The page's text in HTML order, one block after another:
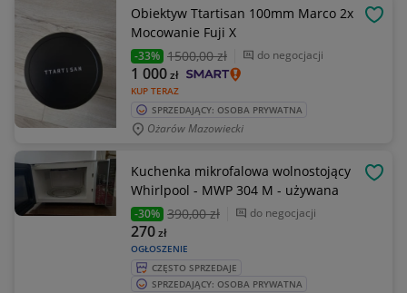
Obiektyw Ttartisan 100mm Marco 2x
Mocowanie Fuji X
-33% 1500,00 zł do negocjacji
KUP TERAZ
1 000zł
SPRZEDAJĄCY: OSOBA PRYWATNA
Ożarów Mazowiecki
Kuchenka mikrofalowa wolnostojący
Whirlpool - MWP 304 M - używana
-30% 390,00 zł do negocjacji
OGŁOSZENIE
270zł
CZĘSTO SPRZEDAJE
SPRZEDAJĄCY: OSOBA PRYWATNA